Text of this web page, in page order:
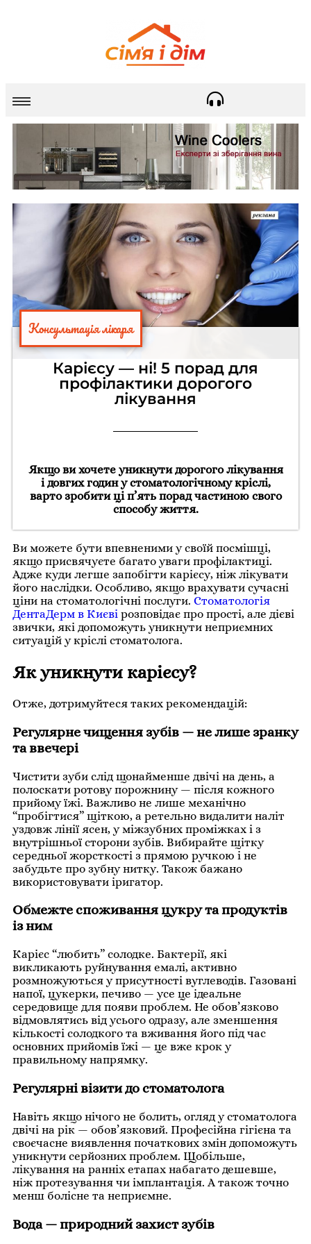
Консультація лікаря
Карієсу — ні! 5 порад для
профілактики дорогого
лікування
Якщо ви хочете уникнути дорогого лікування
і довгих годин у стоматологічному кріслі,
варто зробити ці п’ять порад частиною свого
способу життя.
Ви можете бути впевненими у своїй посмішці,
якщо присвячуєте багато уваги профілактиці.
Адже куди легше запобігти карієсу, ніж лікувати
його наслідки. Особливо, якщо врахувати сучасні
ціни на стоматологічні послуги. Стоматологія
ДентаДерм в Києві розповідає про прості, але дієві
звички, які допоможуть уникнути неприємних
ситуацій у кріслі стоматолога.
Як уникнути карієсу?
Отже, дотримуйтеся таких рекомендацій:
Регулярне чищення зубів — не лише зранку
та ввечері
Чистити зуби слід щонайменше двічі на день, а
полоскати ротову порожнину — після кожного
прийому їжі. Важливо не лише механічно
“пробігтися” щіткою, а ретельно видалити наліт
уздовж лінії ясен, у міжзубних проміжках і з
внутрішньої сторони зубів. Вибирайте щітку
середньої жорсткості з прямою ручкою і не
забудьте про зубну нитку. Також бажано
використовувати іригатор.
Обмежте споживання цукру та продуктів
із ним
Карієс “любить” солодке. Бактерії, які
викликають руйнування емалі, активно
розмножуються у присутності вуглеводів. Газовані
напої, цукерки, печиво — усе це ідеальне
середовище для появи проблем. Не обов’язково
відмовлятись від усього одразу, але зменшення
кількості солодкого та вживання його під час
основних прийомів їжі — це вже крок у
правильному напрямку.
Регулярні візити до стоматолога
Навіть якщо нічого не болить, огляд у стоматолога
двічі на рік — обов’язковий. Професійна гігієна та
своєчасне виявлення початкових змін допоможуть
уникнути серйозних проблем. Щобільше,
лікування на ранніх етапах набагато дешевше,
ніж протезування чи імплантація. А також точно
менш болісне та неприємне.
Вода — природний захист зубів